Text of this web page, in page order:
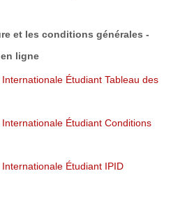
et les conditions générales -
ligne
Étudiant Tableau des
Étudiant Conditions
Étudiant IPID